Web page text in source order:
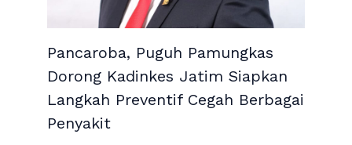
Pancaroba, Puguh Pamungkas
Dorong Kadinkes Jatim Siapkan
Langkah Preventif Cegah Berbagai
Penyakit